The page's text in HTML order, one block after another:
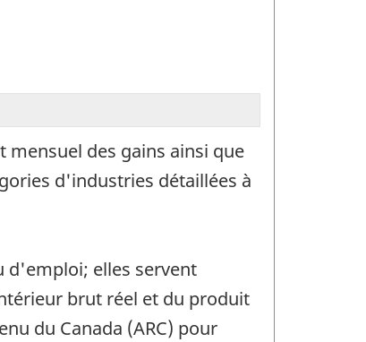
mensuel des gains ainsi que
d'industries détaillées à
d'emploi; elles servent
brut réel et du produit
du Canada (ARC) pour